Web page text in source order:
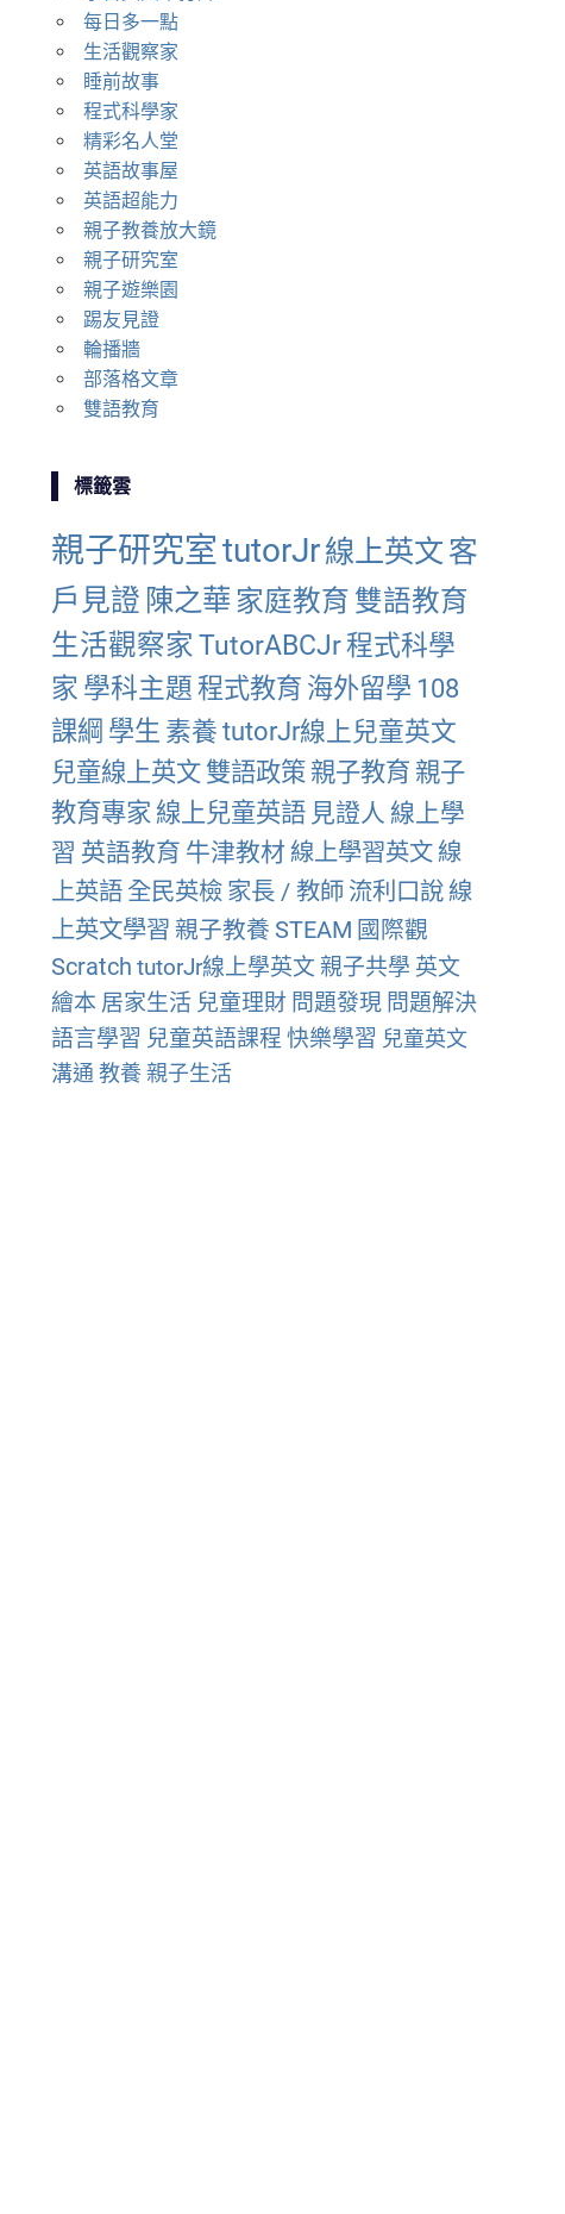
每日多一點
生活觀察家
睡前故事
程式科學家
精彩名人堂
英語故事屋
英語超能力
親子教養放大鏡
親子研究室
親子遊樂園
踢友見證
輪播牆
部落格文章
雙語教育
標籤雲
親子研究室tutorJr線上英文 客
戶見證 陳之華 家庭教育 雙語教育
生活觀察家 TutorABCJr程式科學
家 學科主題程式教育 海外留學 108
課綱 學生 素養 tutorJr線上兒童英文
兒童線上英文 雙語政策親子教育 親子
教育專家 線上兒童英語 見證人 線上學
習 英語教育 牛津教材 線上學習英文 線
上英語 全民英檢 家長 / 教師 流利口說 線
上英文學習 親子教養 STEAM 國際觀
Scratch tutorJr線上學英文 親子共學 英文
繪本 居家生活 兒童理財 問題發現 問題解決
語言學習 兒童英語課程 快樂學習 兒童英文
溝通 教養 親子生活